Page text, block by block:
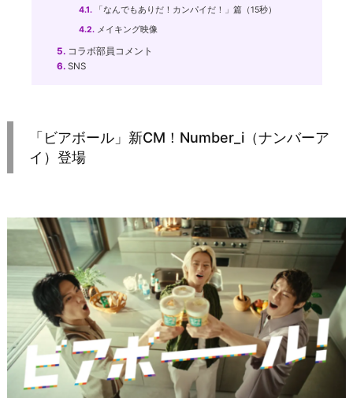
4.1.「なんでもありだ！カンパイだ！」篇（15秒）
4.2.メイキング映像
5.コラボ部員コメント
6.SNS
「ビアボール」新CM！Number_i（ナンバーア
イ）登場